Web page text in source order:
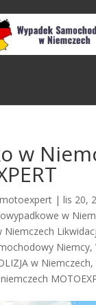
w
motoexpert| lis 20,
w
Niemczech
Niemcy,
w Niemczech,